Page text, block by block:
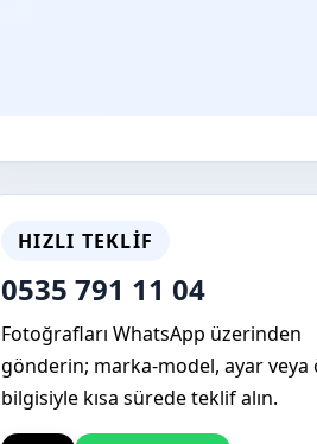
HIZLI TEKLIF
0535 791 11 04
Fotoğrafları WhatsApp üzerinden
gönderin; marka-model, ayar veya
bilgisiyle kısa sürede teklif alın.